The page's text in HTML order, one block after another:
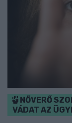
NŐVERŐ
VÁDAT AZ